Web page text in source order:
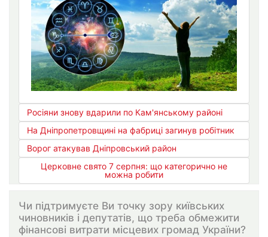
Росіяни знову вдарили по Кам'янському районі
На Дніпропетровщині на фабриці загинув робітник
Ворог атакував Дніпровський район
Церковне свято 7 серпня: що категорично не
можна робити
Чи підтримуєте Ви точку зору київських
чиновників і депутатів, що треба обмежити
фінансові витрати місцевих громад України?